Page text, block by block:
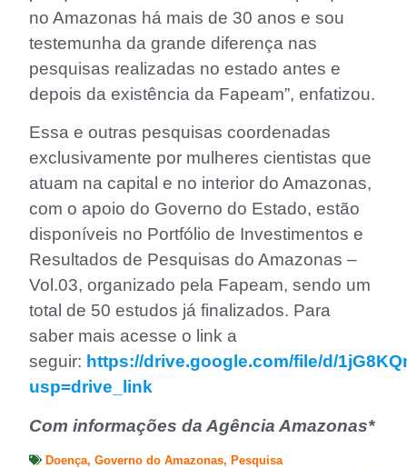
no Amazonas há mais de 30 anos e sou
testemunha da grande diferença nas
pesquisas realizadas no estado antes e
depois da existência da Fapeam”, enfatizou.
Essa e outras pesquisas coordenadas
exclusivamente por mulheres cientistas que
atuam na capital e no interior do Amazonas,
com o apoio do Governo do Estado, estão
disponíveis no Portfólio de Investimentos e
Resultados de Pesquisas do Amazonas –
Vol.03, organizado pela Fapeam, sendo um
total de 50 estudos já finalizados. Para
saber mais acesse o link a
seguir: https://drive.google.com/file/d/
usp=drive_link
Com informações da Agência Amazonas*
Doença, Governo do Amazonas, Pesquisa